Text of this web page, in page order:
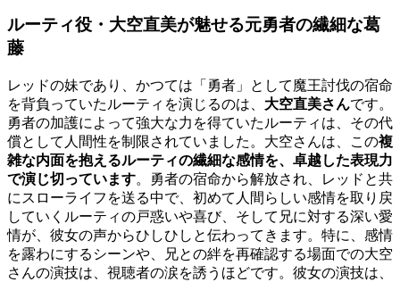
ルーティ役・大空直美が魅せる元勇者の繊細な葛
藤
レッドの妹であり、かつては「勇者」として魔王討伐の宿命
を背負っていたルーティを演じるのは、 大空直美さんです。
勇者の加護によって強大な力を得ていたルーティは、その代
償として人間性を制限されていました。大空さんは、この複
雑な内面を抱えるルーティの繊細な感情を、卓越した表現力
で演じ切っています。勇者の宿命から解放され、レッドと共
にスローライフを送る中で、初めて人間らしい感情を取り戻
していくルーティの戸惑いや喜び、そして兄に対する深い愛
情が、彼女の声からひしひしと伝わってきます。特に、感情
を露わにするシーンや、兄との絆を再確認する場面での大空
さんの演技は、視聴者の涙を誘うほどです。彼女の演技は、